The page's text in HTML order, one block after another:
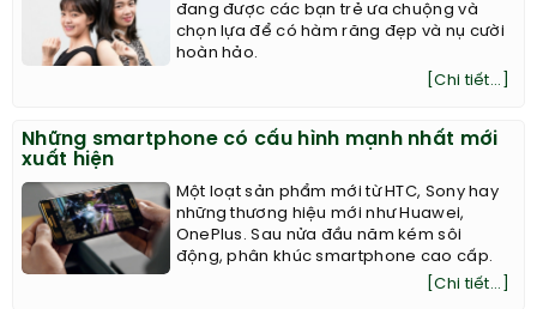
đang được các bạn trẻ ưa chuộng và
chọn lựa để có hàm răng đẹp và nụ cười
hoàn hảo.
[Chi tiết...]
Những smartphone có cấu hình mạnh nhất mới
xuất hiện
Một loạt sản phẩm mới từ HTC, Sony hay
những thương hiệu mới như Huawei,
OnePlus. Sau nửa đầu năm kém sôi
động, phân khúc smartphone cao cấp.
[Chi tiết...]